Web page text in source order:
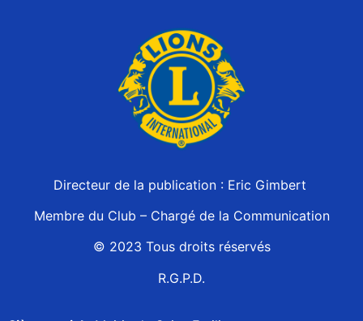
Directeur de la publication : Eric Gimbert
Membre du Club – Chargé de la Communication
© 2023 Tous droits réservés
R.G.P.D.